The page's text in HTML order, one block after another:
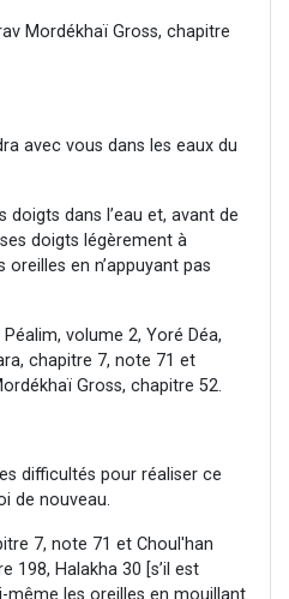
Mordékhaï Gross, chapitre
avec vous dans les eaux du
dans l’eau et, avant de
doigts légèrement à
oreilles en n’appuyant pas
volume 2, Yoré Déa,
chapitre 7, note 71 et
Gross, chapitre 52.
difficultés pour réaliser ce
de nouveau.
7, note 71 et Choul'han
198, Halakha 30 [s’il est